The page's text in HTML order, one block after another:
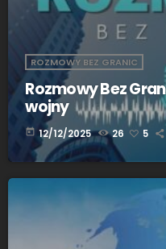
ROZMOWY BEZ GRANIC
Rozmowy Bez
wojny
today 12/12/2025 26 5